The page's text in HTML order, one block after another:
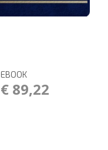
EBOOK
€ 89,22